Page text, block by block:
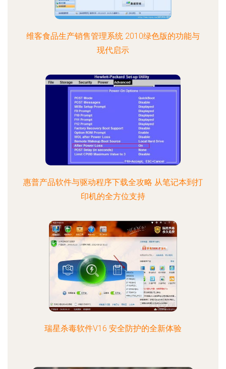
维客食品生产销售管理系统 2010绿色版的功能与
现代启示
惠普产品软件与驱动程序下载全攻略 从笔记本到打
印机的全方位支持
瑞星杀毒软件V16 安全防护的全新体验